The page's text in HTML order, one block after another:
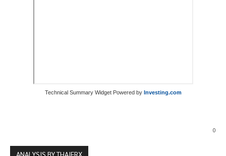
Technical Summary Widget Powered by Investing.com
0
ANALYSIS BY THAIFRX